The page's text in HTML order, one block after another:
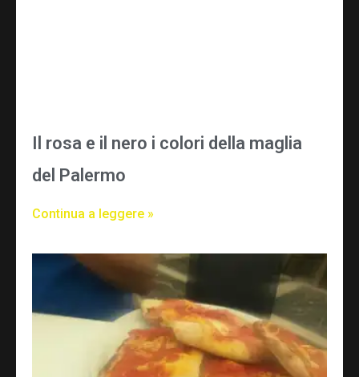
Il rosa e il nero i colori della maglia
del Palermo
Continua a leggere »